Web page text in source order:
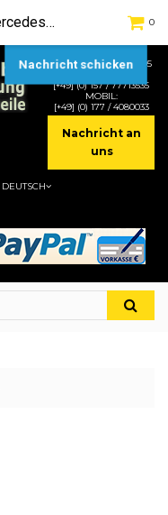
TEL:[+49] (0) 2232-5205
[+49] (0) 157 / 77713535
MOBIL:
[+49] (0) 177 / 4080033
Nachricht an
uns
0
DEUTSCH
Autoverwertung ErsatzteileMercedes Benz -> C-Klasse W204Hier gibt es viele Autoersatzteile, günstigen Preise, gute Qualität
Nachricht schicken